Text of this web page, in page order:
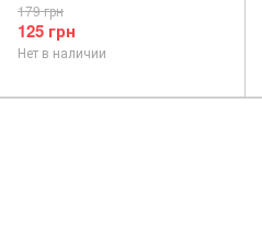
125 грн
179 грн
Нет в наличии